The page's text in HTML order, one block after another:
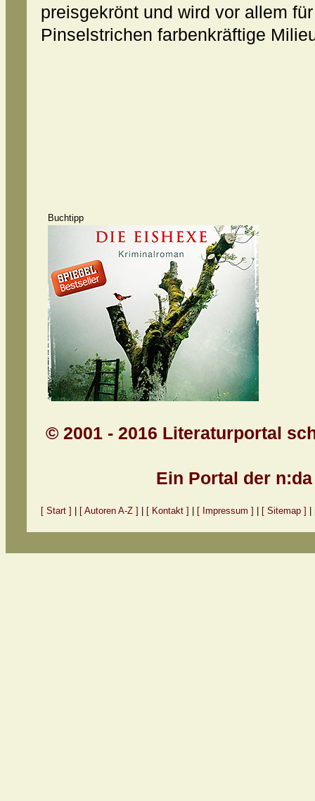
preisgekrönt und wird vor allem
Pinselstrichen farbenkräftige
Buchtipp
© 2001 - 2016 Literaturportal
Ein Portal der
[ Start ] [ Autoren A-Z ] [ Kontakt ] [ Impressum ] [ Sitemap ]